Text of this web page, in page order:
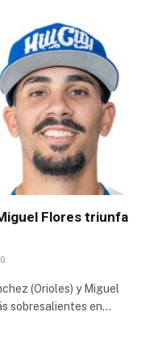
Flores triunfa
0
(Orioles) y Miguel
sobresalientes en…